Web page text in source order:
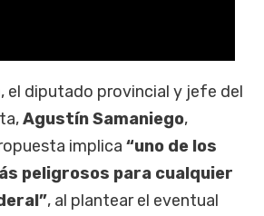
el diputado provincial y jefe del
Agustín Samaniego,
implica “uno de los
peligrosos para cualquier
, al plantear el eventual